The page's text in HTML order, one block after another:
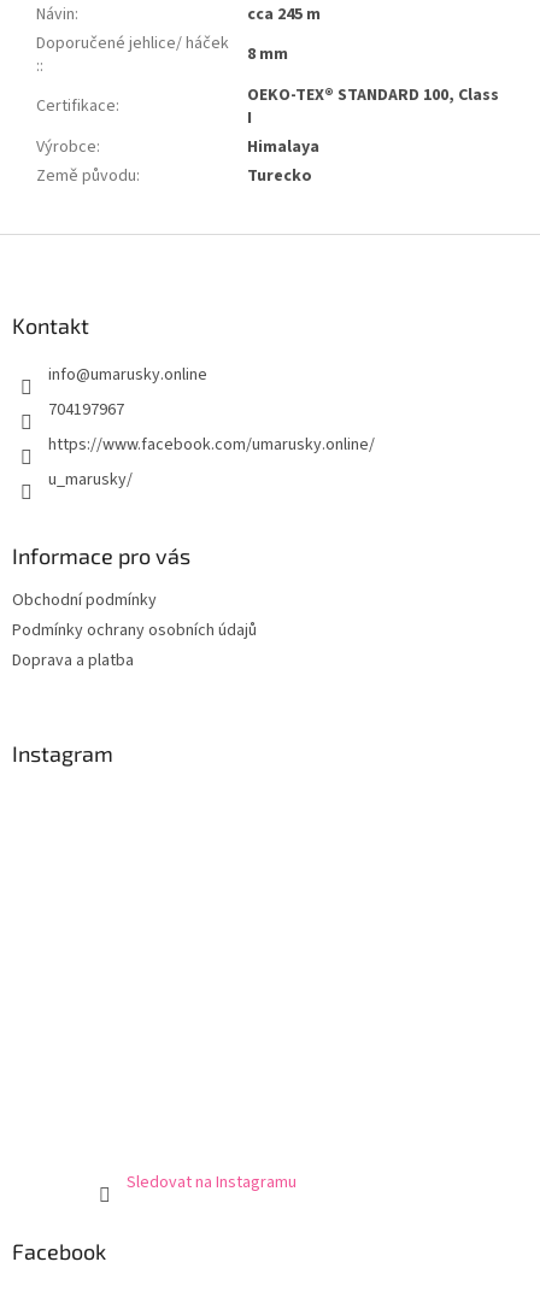
Návin:
cca 245 m
Doporučené jehlice/ háček
:: 8 mm
Certifikace:
OEKO-TEX® STANDARD 100, Class
I
Výrobce:
Himalaya
Země původu: Turecko
Kontakt
info@umarusky.online
704197967
https://www.facebook.com/umarusky.online/
u_marusky/
Informace pro vás
Obchodní podmínky
Podmínky ochrany osobních údajů
Doprava a platba
Instagram
Sledovat na Instagramu
Facebook